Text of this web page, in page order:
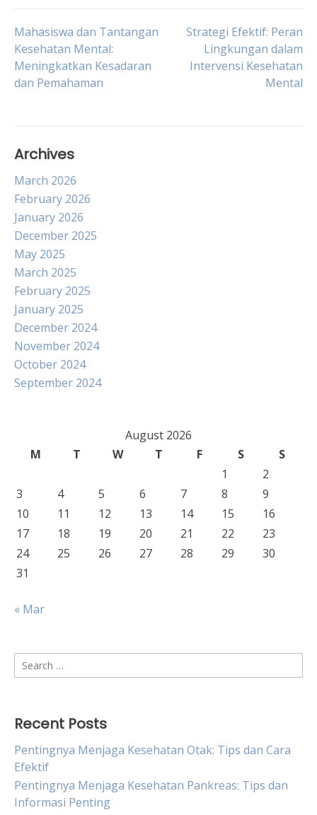
Post
navigation
Mahasiswa dan Tantangan
Kesehatan Mental:
Meningkatkan Kesadaran
dan Pemahaman
Strategi Efektif: Peran
Lingkungan dalam
Intervensi Kesehatan
Mental
Archives
March 2026
February 2026
January 2026
December 2025
May 2025
March 2025
February 2025
January 2025
December 2024
November 2024
October 2024
September 2024
August 2026
M
T W T F S
S
1
2
3
4 5 6 7 8
9
10
11 12 13 14 15
16
17
18 19 20 21 22
23
24
25 26 27 28 29
30
31
« Mar
Search
for:
Recent Posts
Pentingnya Menjaga Kesehatan Otak: Tips dan Cara
Efektif
Pentingnya Menjaga Kesehatan Pankreas: Tips dan
Informasi Penting